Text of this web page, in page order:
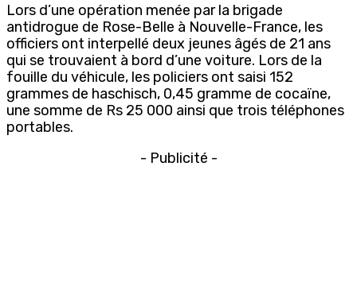
Lors d’une opération menée par la brigade
antidrogue de Rose-Belle à Nouvelle-France, les
officiers ont interpellé deux jeunes âgés de 21 ans
qui se trouvaient à bord d’une voiture. Lors de la
fouille du véhicule, les policiers ont saisi 152
grammes de haschisch, 0,45 gramme de cocaïne,
une somme de Rs 25 000 ainsi que trois téléphones
portables.
- Publicité -